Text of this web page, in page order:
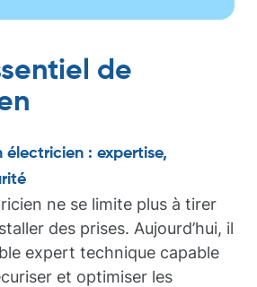
de
électricien : expertise,
ne se limite plus à tirer
des prises. Aujourd’hui, il
expert technique capable
et optimiser les